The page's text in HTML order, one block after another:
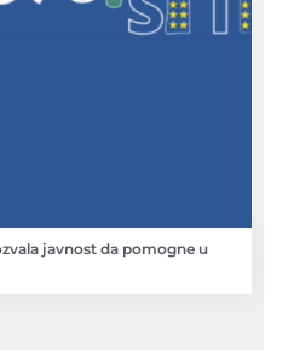
javnost da pomogne u